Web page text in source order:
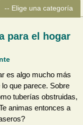
para el hogar
es algo mucho más
que parece. Sobre
tuberías obstruidas,
animas entonces a